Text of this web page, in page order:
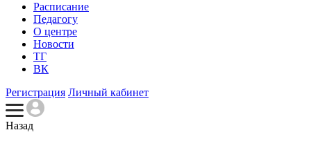
Расписание
Педагогу
О центре
Новости
ТГ
ВК
Регистрация Личный кабинет
Назад